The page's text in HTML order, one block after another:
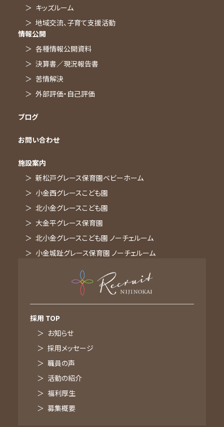
キッズルーム
地域交流、子育て支援活動
情報公開
各種情報公開資料
決算書／現況報告書
苦情解決
外部評価・自己評価
ブログ
お問い合わせ
施設案内
新松戸グレース保育園ベビーホーム
小金西グレースこども園
北小金グレースこども園
大金平グレース保育園
北小金グレースこども園 ノーチェルーム
小金城趾グレース保育園 ノーチェルーム
採用 TOP
お知らせ
採用メッセージ
職員の声
活動の紹介
福利厚生
募集概要